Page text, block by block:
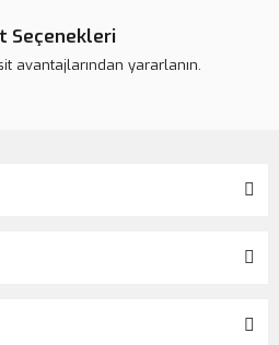
Seçenekleri
avantajlarından yararlanın.